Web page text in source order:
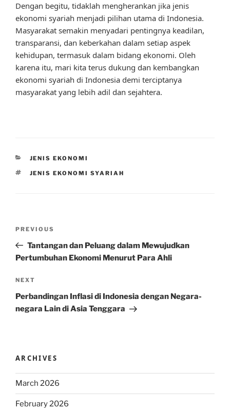
Dengan begitu, tidaklah mengherankan jika jenis
ekonomi syariah menjadi pilihan utama di Indonesia.
Masyarakat semakin menyadari pentingnya keadilan,
transparansi, dan keberkahan dalam setiap aspek
kehidupan, termasuk dalam bidang ekonomi. Oleh
karena itu, mari kita terus dukung dan kembangkan
ekonomi syariah di Indonesia demi terciptanya
masyarakat yang lebih adil dan sejahtera.
CATEGORIES
JENIS EKONOMI
TAGS
JENIS EKONOMI SYARIAH
Previous
Post
PREVIOUS
Tantangan dan Peluang dalam Mewujudkan
Pertumbuhan Ekonomi Menurut Para Ahli
Next
Post
NEXT
Perbandingan Inflasi di Indonesia dengan Negara-
negara Lain di Asia Tenggara
ARCHIVES
March 2026
February 2026